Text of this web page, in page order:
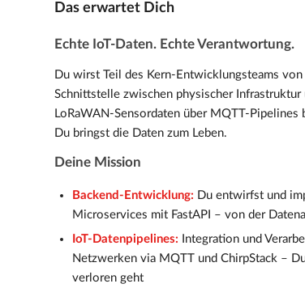
Das erwartet Dich
Echte IoT-Daten. Echte Verantwortung.
Du wirst Teil des Kern-Entwicklungsteams
Schnittstelle zwischen physischer Infrastruktur
LoRaWAN-Sensordaten über MQTT-Pipelines
Du bringst die Daten zum Leben.
Deine Mission
Backend-Entwicklung: Du entwirfst und
Microservices mit FastAPI – von der
IoT-Datenpipelines:
Integration und
Netzwerken via MQTT und ChirpStack –
verloren geht